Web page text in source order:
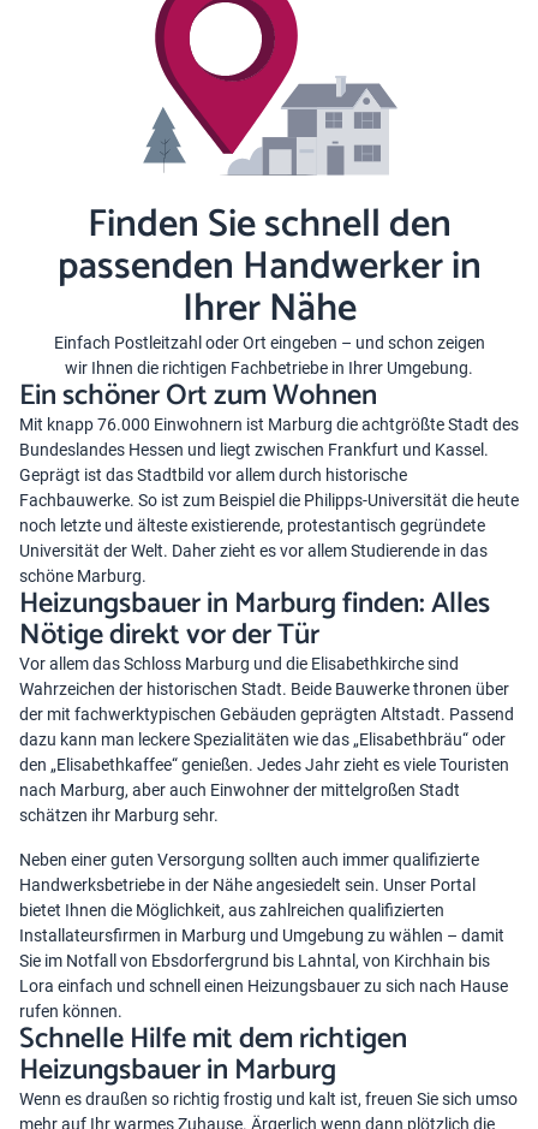
Finden Sie schnell den
passenden Handwerker in
Ihrer Nähe
Einfach Postleitzahl oder Ort eingeben – und schon zeigen
wir Ihnen die richtigen Fachbetriebe in Ihrer Umgebung.
Ein schöner Ort zum Wohnen
Mit knapp 76.000 Einwohnern ist Marburg die achtgrößte Stadt des
Bundeslandes Hessen und liegt zwischen Frankfurt und Kassel.
Geprägt ist das Stadtbild vor allem durch historische
Fachbauwerke. So ist zum Beispiel die Philipps-Universität die heute
noch letzte und älteste existierende, protestantisch gegründete
Universität der Welt. Daher zieht es vor allem Studierende in das
schöne Marburg.
Heizungsbauer in Marburg finden: Alles
Nötige direkt vor der Tür
Vor allem das Schloss Marburg und die Elisabethkirche sind
Wahrzeichen der historischen Stadt. Beide Bauwerke thronen über
der mit fachwerktypischen Gebäuden geprägten Altstadt. Passend
dazu kann man leckere Spezialitäten wie das „Elisabethbräu“ oder
den „Elisabethkaffee“ genießen. Jedes Jahr zieht es viele Touristen
nach Marburg, aber auch Einwohner der mittelgroßen Stadt
schätzen ihr Marburg sehr.
Neben einer guten Versorgung sollten auch immer qualifizierte
Handwerksbetriebe in der Nähe angesiedelt sein. Unser Portal
bietet Ihnen die Möglichkeit, aus zahlreichen qualifizierten
Installateursfirmen in Marburg und Umgebung zu wählen – damit
Sie im Notfall von Ebsdorfergrund bis Lahntal, von Kirchhain bis
Lora einfach und schnell einen Heizungsbauer zu sich nach Hause
rufen können.
Schnelle Hilfe mit dem richtigen
Heizungsbauer in Marburg
Wenn es draußen so richtig frostig und kalt ist, freuen Sie sich umso
mehr auf Ihr warmes Zuhause. Ärgerlich wenn dann plötzlich die